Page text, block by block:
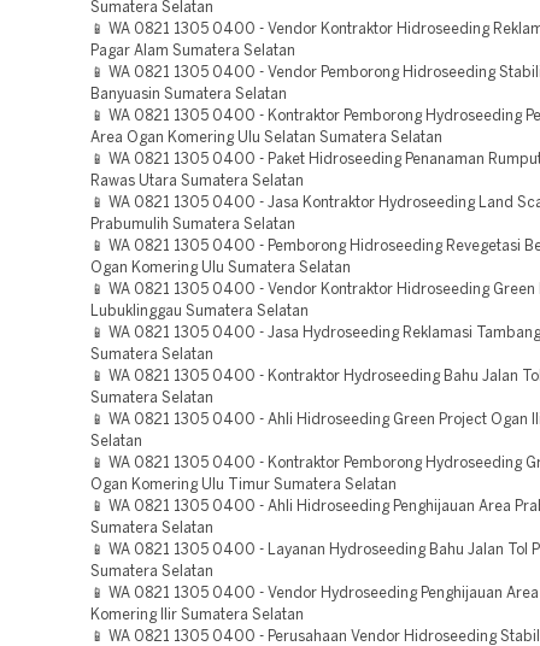
Sumatera Selatan
📱 WA 0821 1305 0400 - Vendor Kontraktor Hidroseeding
Pagar Alam Sumatera Selatan
📱 WA 0821 1305 0400 - Vendor Pemborong Hidroseeding
Banyuasin Sumatera Selatan
📱 WA 0821 1305 0400 - Kontraktor Pemborong Hydroseeding
Area Ogan Komering Ulu Selatan Sumatera Selatan
📱 WA 0821 1305 0400 - Paket Hidroseeding Penanaman
Rawas Utara Sumatera Selatan
📱 WA 0821 1305 0400 - Jasa Kontraktor Hydroseeding Land
Prabumulih Sumatera Selatan
📱 WA 0821 1305 0400 - Pemborong Hidroseeding Revegetasi
Ogan Komering Ulu Sumatera Selatan
📱 WA 0821 1305 0400 - Vendor Kontraktor Hidroseeding Green
Lubuklinggau Sumatera Selatan
📱 WA 0821 1305 0400 - Jasa Hydroseeding Reklamasi
Sumatera Selatan
📱 WA 0821 1305 0400 - Kontraktor Hydroseeding Bahu Jalan
Sumatera Selatan
📱 WA 0821 1305 0400 - Ahli Hidroseeding Green Project Ogan
Selatan
📱 WA 0821 1305 0400 - Kontraktor Pemborong Hydroseeding
Ogan Komering Ulu Timur Sumatera Selatan
📱 WA 0821 1305 0400 - Ahli Hidroseeding Penghijauan Area
Sumatera Selatan
📱 WA 0821 1305 0400 - Layanan Hydroseeding Bahu Jalan Tol
Sumatera Selatan
📱 WA 0821 1305 0400 - Vendor Hydroseeding Penghijauan
Komering Ilir Sumatera Selatan
📱 WA 0821 1305 0400 - Perusahaan Vendor Hidroseeding